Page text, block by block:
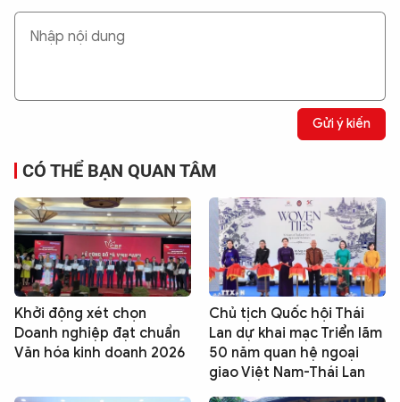
Gửi ý kiến
CÓ THỂ BẠN QUAN TÂM
Khởi động xét chọn
Doanh nghiệp đạt chuẩn
Văn hóa kinh doanh 2026
Chủ tịch Quốc hội Thái
Lan dự khai mạc Triển lãm
50 năm quan hệ ngoại
giao Việt Nam-Thái Lan